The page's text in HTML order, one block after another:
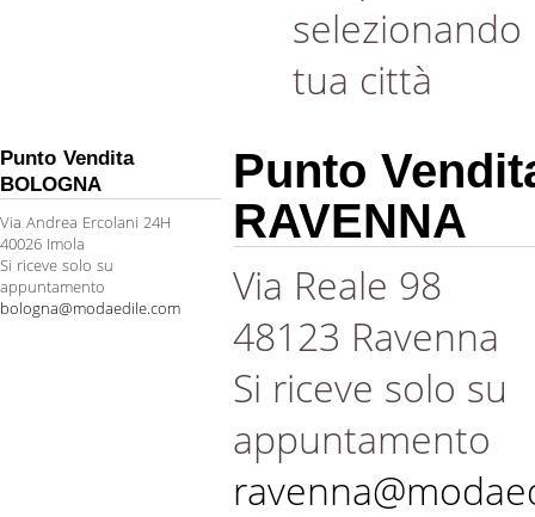
selezionando
tua città
Punto Vendita
BOLOGNA
Via Andrea Ercolani 24H
40026 Imola
Si riceve solo su
appuntamento
bologna@modaedile.com
Punto
RAVENNA
Via Reale 98
48123 Ravenna
Si riceve solo su
appuntamento